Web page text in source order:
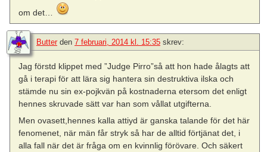
om det…
Butter den 7 februari, 2014 kl. 15:35 skrev:
Jag förstd klippet med ”Judge Pirro”så att hon hade ålagts att
gå i terapi för att lära sig hantera sin destruktiva ilska och
stämde nu sin ex-pojkvän på kostnaderna etersom det enligt
hennes skruvade sätt var han som vållat utgifterna.
Men ovasett,hennes kalla attiyd är ganska talande för det här
fenomenet, när män får stryk så har de alltid förtjänat det, i
alla fall när det är fråga om en kvinnlig förövare. Och säkert